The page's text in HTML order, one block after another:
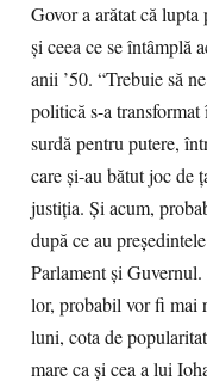
Govor a arătat că
şi ceea ce se întâmplă
anii ’50. “Trebuie să
politică s-a
surdă pentru putere,
care şi-au bătut joc de
justiţia. Şi acum,
după ce au
Parlament şi
lor, probabil vor fi mai
luni, cota de
mare ca şi cea a lui